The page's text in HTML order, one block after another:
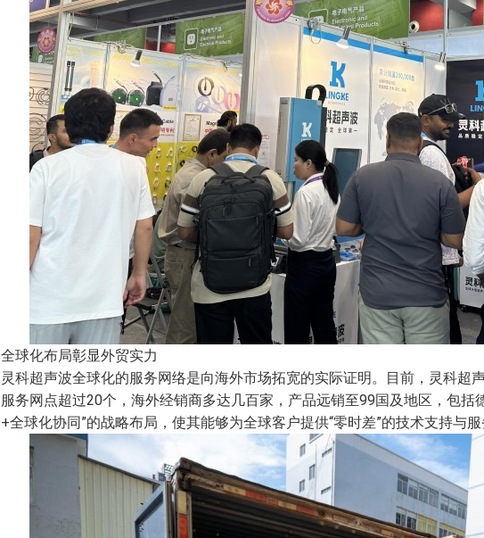
全球化布局彰显外贸实力
灵科超声波全球化的服务网络是向海外市场拓宽的实际证明。目前，灵科超
服务网点超过20个，海外经销商多达几百家，产品远销至99国及地区，包括
+全球化协同”的战略布局，使其能够为全球客户提供“零时差”的技术支持与服